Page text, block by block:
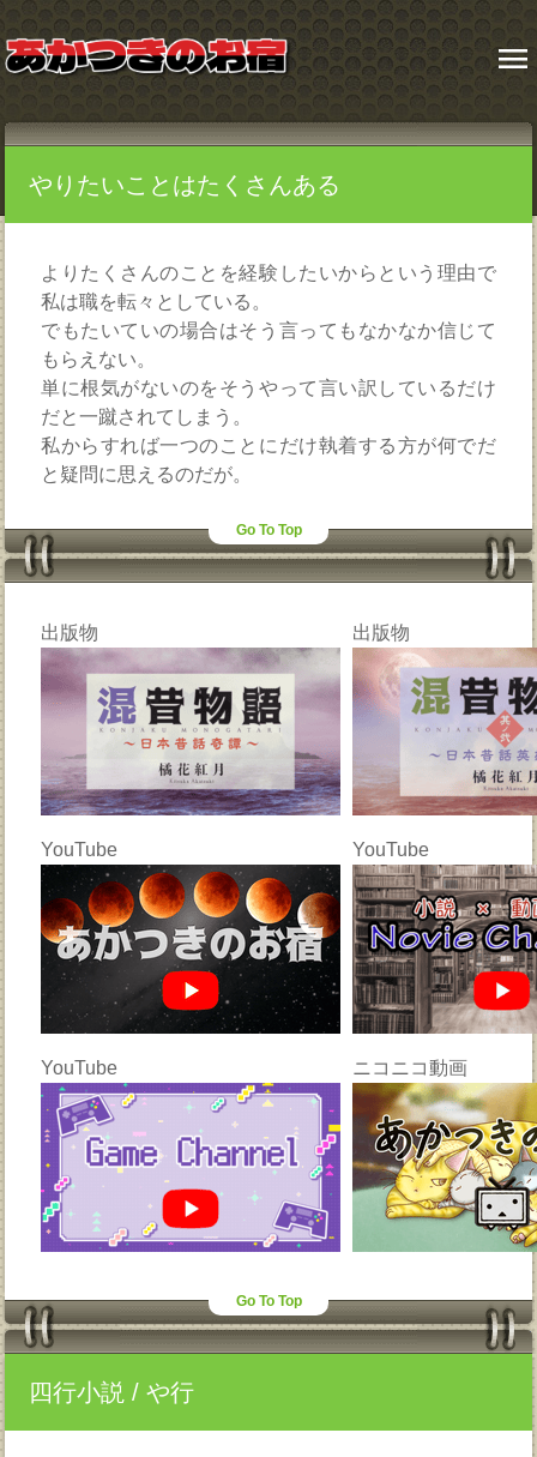
menu
やりたいことはたくさんある
よりたくさんのことを経験したいからという理由で
私は職を転々としている。
でもたいていの場合はそう言ってもなかなか信じて
もらえない。
単に根気がないのをそうやって言い訳しているだけ
だと一蹴されてしまう。
私からすれば一つのことにだけ執着する方が何でだ
と疑問に思えるのだが。
Go To Top
出版物 出版物
YouTube YouTube
YouTube ニコニコ動画
Go To Top
四行小説 / や行